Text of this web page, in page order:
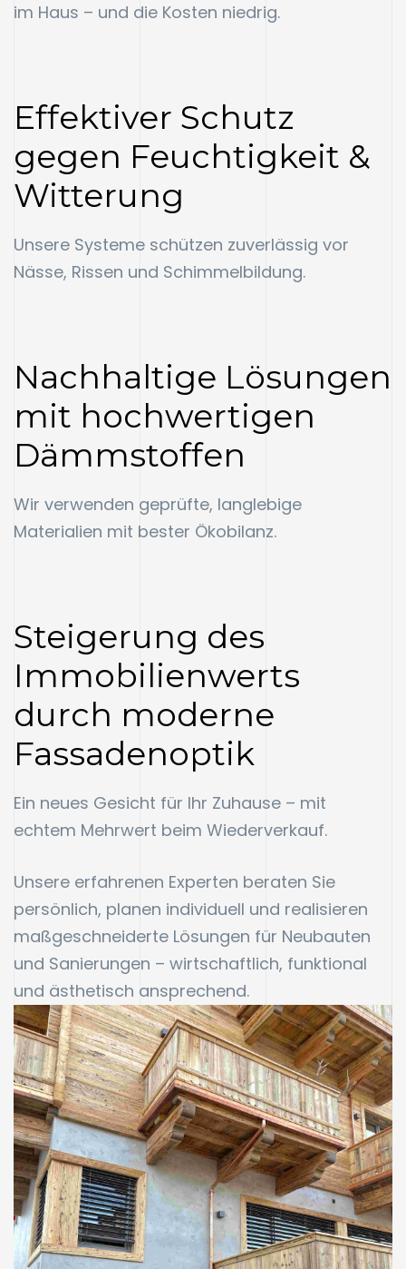
im Haus – und die Kosten niedrig.
Effektiver Schutz
gegen Feuchtigkeit &
Witterung
Unsere Systeme schützen zuverlässig vor
Nässe, Rissen und Schimmelbildung.
Nachhaltige Lösungen
mit hochwertigen
Dämmstoffen
Wir verwenden geprüfte, langlebige
Materialien mit bester Ökobilanz.
Steigerung des
Immobilienwerts
durch moderne
Fassadenoptik
Ein neues Gesicht für Ihr Zuhause – mit
echtem Mehrwert beim Wiederverkauf.
Unsere erfahrenen Experten beraten Sie
persönlich, planen individuell und realisieren
maßgeschneiderte Lösungen für Neubauten
und Sanierungen – wirtschaftlich, funktional
und ästhetisch ansprechend.